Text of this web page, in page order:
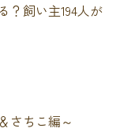
？飼い主194人が
さちこ編～